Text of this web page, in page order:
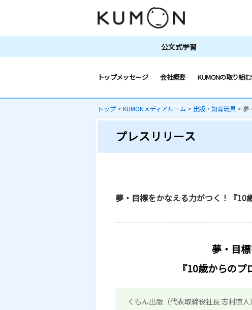
公文式学習
トップメッセージ 会社概要 KUMONの取り組
トップ > KUMONメディアルーム > 出版・知育玩具 > 夢
プレスリリース
夢・目標をかなえる力がつく！『10
夢・目
『10歳からの
くもん出版（代表取締役社長 志村直